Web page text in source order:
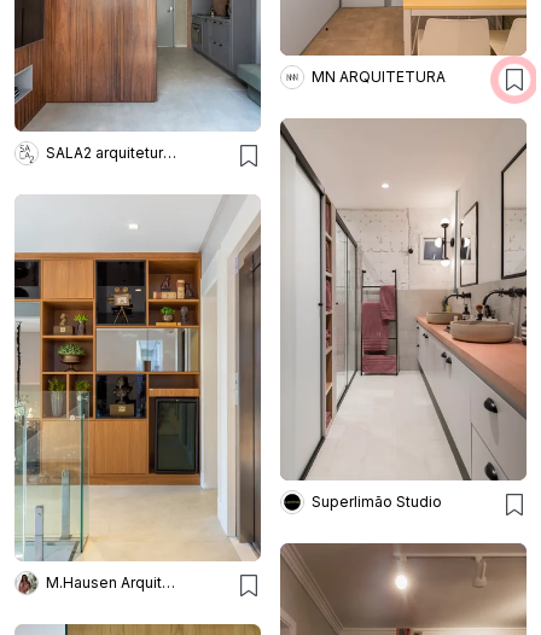
MN ARQUITETURA
SALA2 arquitetura e design
Superlimão Studio
M.Hausen Arquitetura